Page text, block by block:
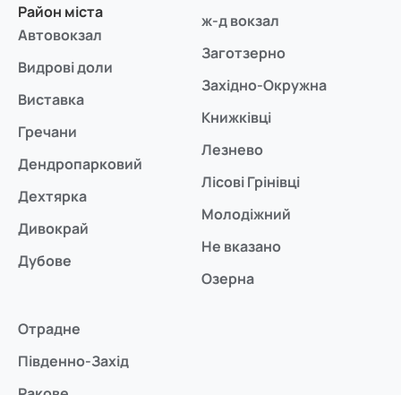
Район міста
Автовокзал
Видрові доли
Виставка
Гречани
Дендропарковий
Дехтярка
Дивокрай
Дубове
ж-д вокзал
Заготзерно
Західно-Окружна
Книжківці
Лезнево
Лісові Грінівці
Молодіжний
Не вказано
Озерна
Отрадне
Південно-Захід